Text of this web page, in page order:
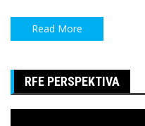
Read More
RFE PERSPEKTIVA